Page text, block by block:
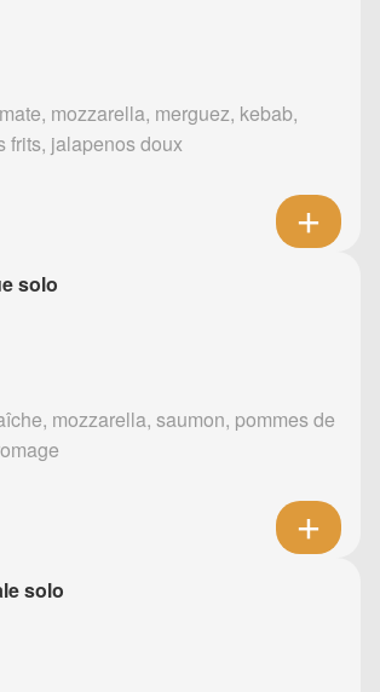
mozzarella, merguez, kebab,
frits, jalapenos doux
solo
mozzarella, saumon, pommes de
solo